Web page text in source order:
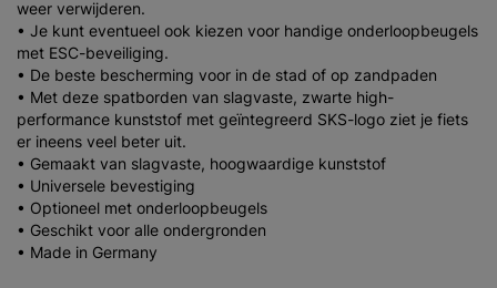
weer verwijderen.
• Je kunt eventueel ook kiezen voor handige onderloopbeugels
met ESC-beveiliging.
• De beste bescherming voor in de stad of op zandpaden
• Met deze spatborden van slagvaste, zwarte high-
performance kunststof met geïntegreerd SKS-logo ziet je fiets
er ineens veel beter uit.
• Gemaakt van slagvaste, hoogwaardige kunststof
• Universele bevestiging
• Optioneel met onderloopbeugels
• Geschikt voor alle ondergronden
• Made in Germany